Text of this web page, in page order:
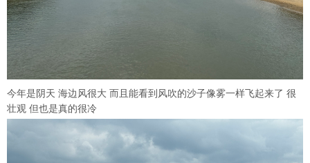
今年是阴天 海边风很大 而且能看到风吹的沙子像雾一样飞起来了 很
壮观 但也是真的很冷